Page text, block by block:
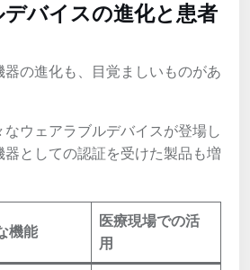
バイスの進化と患者
器の進化も、目覚ましいものがあ
ウェアラブルデバイスが登場し
としての認証を受けた製品も増
機能
医療現場での活
用